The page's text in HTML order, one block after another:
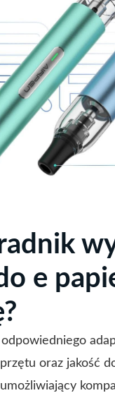
e
oraz jakość